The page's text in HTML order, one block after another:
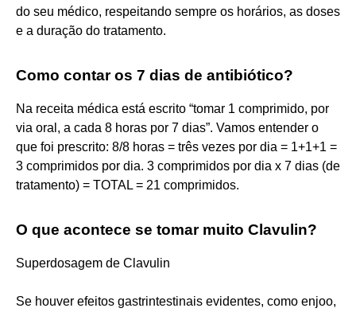
do seu médico, respeitando sempre os horários, as doses
e a duração do tratamento.
Como contar os 7 dias de antibiótico?
Na receita médica está escrito “tomar 1 comprimido, por
via oral, a cada 8 horas por 7 dias”. Vamos entender o
que foi prescrito: 8/8 horas = três vezes por dia = 1+1+1 =
3 comprimidos por dia. 3 comprimidos por dia x 7 dias (de
tratamento) = TOTAL = 21 comprimidos.
O que acontece se tomar muito Clavulin?
Superdosagem de Clavulin
Se houver efeitos gastrintestinais evidentes, como enjoo,